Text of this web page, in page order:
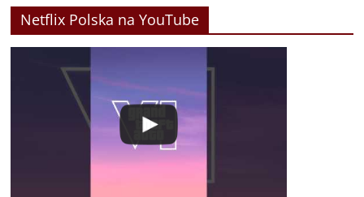
Netflix Polska na YouTube